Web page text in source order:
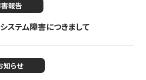
報告
ステム障害につきまして
知らせ